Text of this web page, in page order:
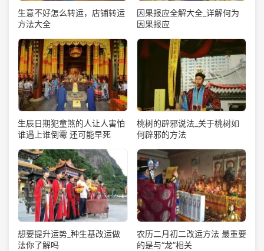
生意不好怎么转运，店铺转运
方法大全
因果报应全解大全_详解何为
因果报应
生辰日期犯童煞的人让人害怕
谁遇上谁倒霉 还可能早死
桃树的辟邪说法_关于桃树如
何辟邪的方法
想要提升运势_种生基改运做
法你了解吗
农历二月初二改运方法 最重要
的是与“龙”相关